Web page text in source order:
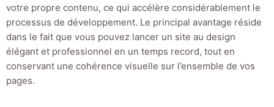
votre propre contenu, ce qui accélère considérablement le
processus de développement. Le principal avantage réside
dans le fait que vous pouvez lancer un site au design
élégant et professionnel en un temps record, tout en
conservant une cohérence visuelle sur l’ensemble de vos
pages.